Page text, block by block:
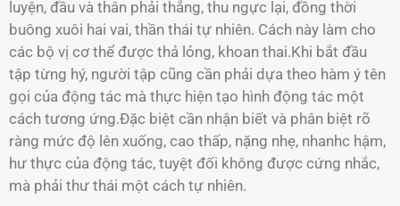
luyện, đầu và thân phải thẳng, thu ngực lại, đồng thời
buông xuôi hai vai, thần thái tự nhiên. Cách này làm cho
các bộ vị cơ thể được thả lỏng, khoan thai.Khi bắt đầu
tập từng hý, người tập cũng cần phải dựa theo hàm ý tên
gọi của động tác mà thực hiện tạo hình động tác một
cách tương ứng.Đặc biệt cần nhận biết và phân biệt rõ
ràng mức độ lên xuống, cao thấp, nặng nhẹ, nhanhc hậm,
hư thực của động tác, tuyệt đối không được cứng nhắc,
mà phải thư thái một cách tự nhiên.